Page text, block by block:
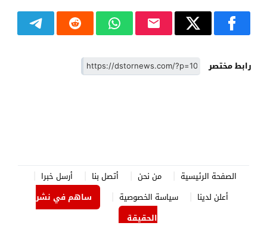
رابط مختصر
الصفحة الرئيسية من نحن أتصل بنا
أرسل خبرا
أعلن لدينا
سياسة الخصوصية
ساهم في نشر
الحقيقة